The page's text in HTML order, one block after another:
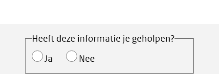
Heeft deze informatie je geholpen?
Ja
Nee